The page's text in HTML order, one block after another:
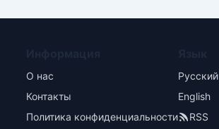
О нас
Контакты
Политика конфиденциальности
Русский
English
RSS